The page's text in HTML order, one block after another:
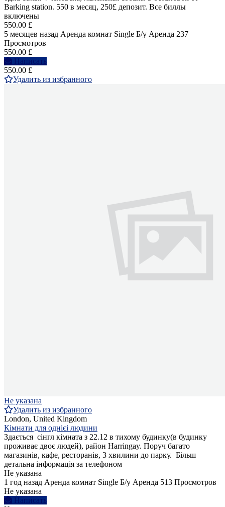
Barking station. 550 в месяц, 250£ депозит. Все биллы
включены
550.00 £
5 месяцев назад Аренда комнат Single Б/у Аренда 237
Просмотров
550.00 £
Написать
550.00 £
Удалить из избранного
Не указана
Удалить из избранного
London, United Kingdom
Кімнати для однієі людини
Здається сінгл кімната з 22.12 в тихому будинку(в будинку
проживає двоє людей), район Harringay. Поруч багато
магазинів, кафе, ресторанів, 3 хвилини до парку. Більш
детальна інформація за телефоном
Не указана
1 год назад Аренда комнат Single Б/у Аренда 513 Просмотров
Не указана
Написать